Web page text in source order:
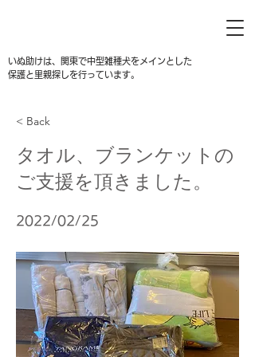
いぬ助けは、関東で中型雑種犬をメインとした
保護と里親探しを行っています。
< Back
タオル、ブランケットの
ご支援を頂きました。
2022/02/25